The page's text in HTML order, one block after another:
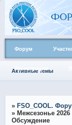
Форум
Активные темы
» FSO_COOL.
» Межсезонье
Обсуждение